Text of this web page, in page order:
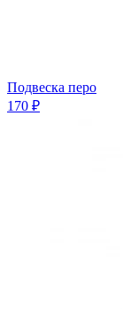
Подвеска перо
170 ₽